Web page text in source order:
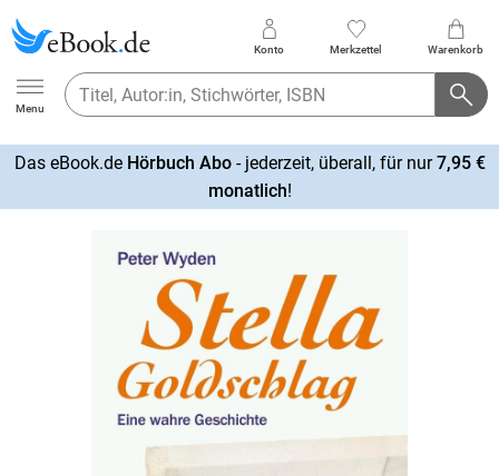
Ebook.de
Menu
Konto Merkzettel Warenkorb
Das eBook.de Hörbuch Abo- jederzeit, überall, für nur7,95 €
monatlich!